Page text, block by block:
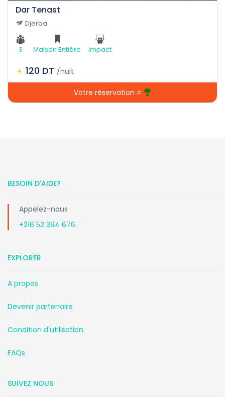
Dar Tenast
Djerba
3 Maison Entière Impact
120 DT /nuit
Votre réservation =
BESOIN D'AIDE?
Appelez-nous
+216 52 394 676
EXPLORER
A propos
Devenir partenaire
Condition d'utilisation
FAQs
SUIVEZ NOUS